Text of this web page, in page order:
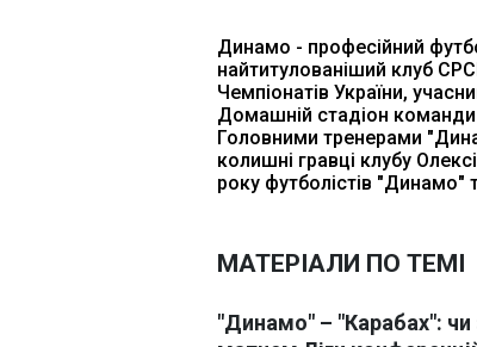
Динамо - професійний
найтитулованіший клуб
Чемпіонатів України,
Домашній стадіон команди
Головними тренерами
колишні гравці клубу
року футболістів "Динамо"
МАТЕРІАЛИ ПО ТЕМІ
"Динамо" – "Карабах":